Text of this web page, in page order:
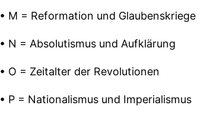
• M = Reformation und Glaubenskriege
• N = Absolutismus und Aufklärung
• O = Zeitalter der Revolutionen
• P = Nationalismus und Imperialismus